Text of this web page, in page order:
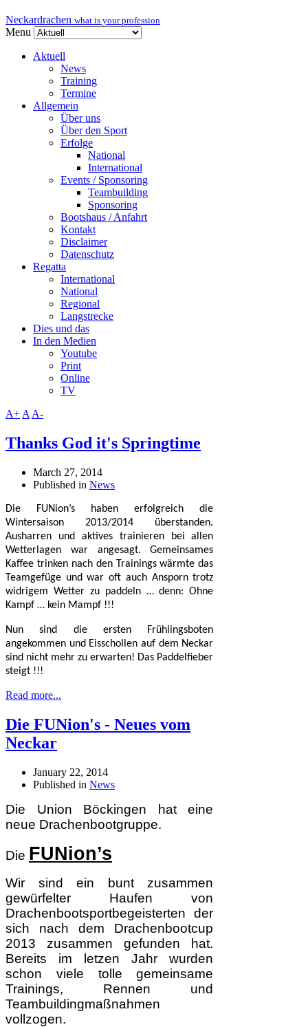
Neckardrachen what is your profession
Menu
Aktuell
News
Training
Termine
Allgemein
Über uns
Über den Sport
Erfolge
National
International
Events / Sponsoring
Teambuilding
Sponsoring
Bootshaus / Anfahrt
Kontakt
Disclaimer
Datenschutz
Regatta
International
National
Regional
Langstrecke
Dies und das
In den Medien
Youtube
Print
Online
TV
A+ A A-
Thanks God it's Springtime
March 27, 2014
Published in News
Die FUNion’s haben erfolgreich die
Wintersaison 2013/2014 überstanden.
Ausharren und aktives trainieren bei allen
Wetterlagen war angesagt. Gemeinsames
Kaffee trinken nach den Trainings wärmte das
Teamgefüge und war oft auch Ansporn trotz
widrigem Wetter zu paddeln … denn: Ohne
Kampf … kein Mampf !!!
Nun sind die ersten Frühlingsboten
angekommen und Eisschollen auf dem Neckar
sind nicht mehr zu erwarten! Das Paddelfieber
steigt !!!
Read more...
Die FUNion's - Neues vom
Neckar
January 22, 2014
Published in News
Die Union Böckingen hat eine
neue Drachenbootgruppe.
Die FUNion’s
Wir sind ein bunt zusammen
gewürfelter Haufen von
Drachenbootsportbegeisterten der
sich nach dem Drachenbootcup
2013 zusammen gefunden hat.
Bereits im letzen Jahr wurden
schon viele tolle gemeinsame
Trainings, Rennen und
Teambuildingmaßnahmen
vollzogen.